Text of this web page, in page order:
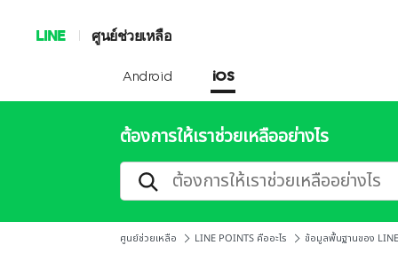
LINE ศูนย์ช่วยเหลือ
Android iOS
ต้องการให้เราช่วยเหลืออย่างไร
ศูนย์ช่วยเหลือ LINE POINTS คืออะไร ข้อมูลพื้นฐานของ